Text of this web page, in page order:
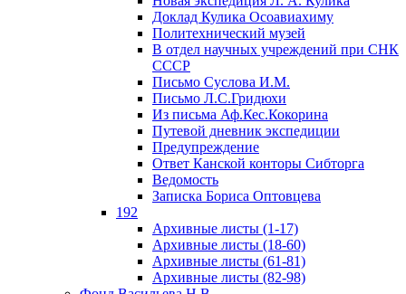
Доклад Кулика Осоавиахиму
Политехнический музей
В отдел научных учреждений при СНК
СССР
Письмо Суслова И.М.
Письмо Л.С.Гридюхи
Из письма Аф.Кес.Кокорина
Путевой дневник экспедиции
Предупреждение
Ответ Канской конторы Сибторга
Ведомость
Записка Бориса Оптовцева
192
Архивные листы (1-17)
Архивные листы (18-60)
Архивные листы (61-81)
Архивные листы (82-98)